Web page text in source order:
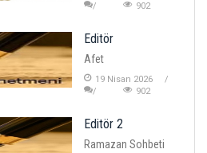
902
Editör
Afet
19 Nisan 2026
902
Editör 2
Ramazan Sohbeti